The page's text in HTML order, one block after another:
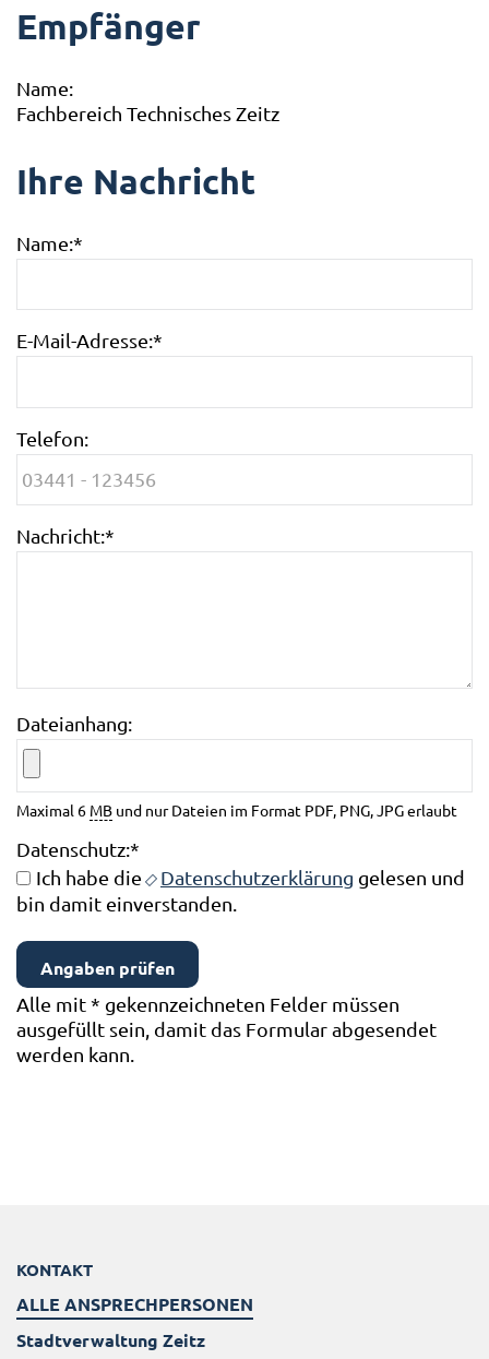
Empfänger
Name:
Fachbereich Technisches Zeitz
Ihre Nachricht
Name:*
E-Mail-Adresse:*
Telefon:
Nachricht:*
Dateianhang:
Maximal 6 MB und nur Dateien im Format PDF, PNG, JPG erlaubt
Datenschutz:*
Ich habe die
Datenschutzerklärung gelesen und
bin damit einverstanden.
Alle mit* gekennzeichneten Felder müssen
ausgefüllt sein, damit das Formular abgesendet
werden kann.
KONTAKT
ALLE ANSPRECHPERSONEN
Stadtverwaltung Zeitz